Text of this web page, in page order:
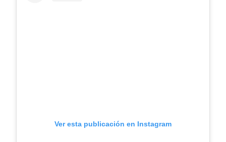
Ver esta publicación en Instagram